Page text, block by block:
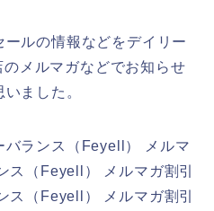
ルの情報などをデイリー
メルマガなどでお知らせ
ました。
バランス（Feyell） メルマ
ス（Feyell） メルマガ割引
ス（Feyell） メルマガ割引